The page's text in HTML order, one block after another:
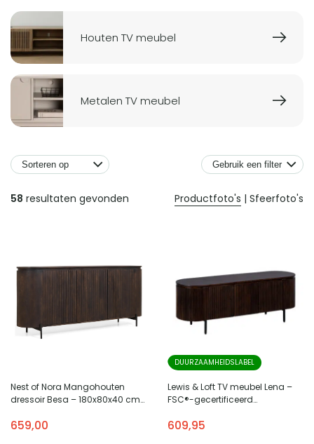
Gerelateerde
pagina's
en
categorieën
Houten TV meubel
Metalen TV meubel
Producten
58 resultaten gevonden Productfoto's | Sfeerfoto's
Gebruik een filter
Nest of Nora Mangohouten
dressoir Besa – 180x80x40 cm
659,00
DUURZAAMHEIDSLABEL
Lewis & Loft TV meubel Lena –
FSC®-gecertificeerd
609,95